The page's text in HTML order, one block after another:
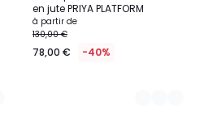
en jute PRIYA PLATFORM
à partir de
130,00 €
78,00 € -40%